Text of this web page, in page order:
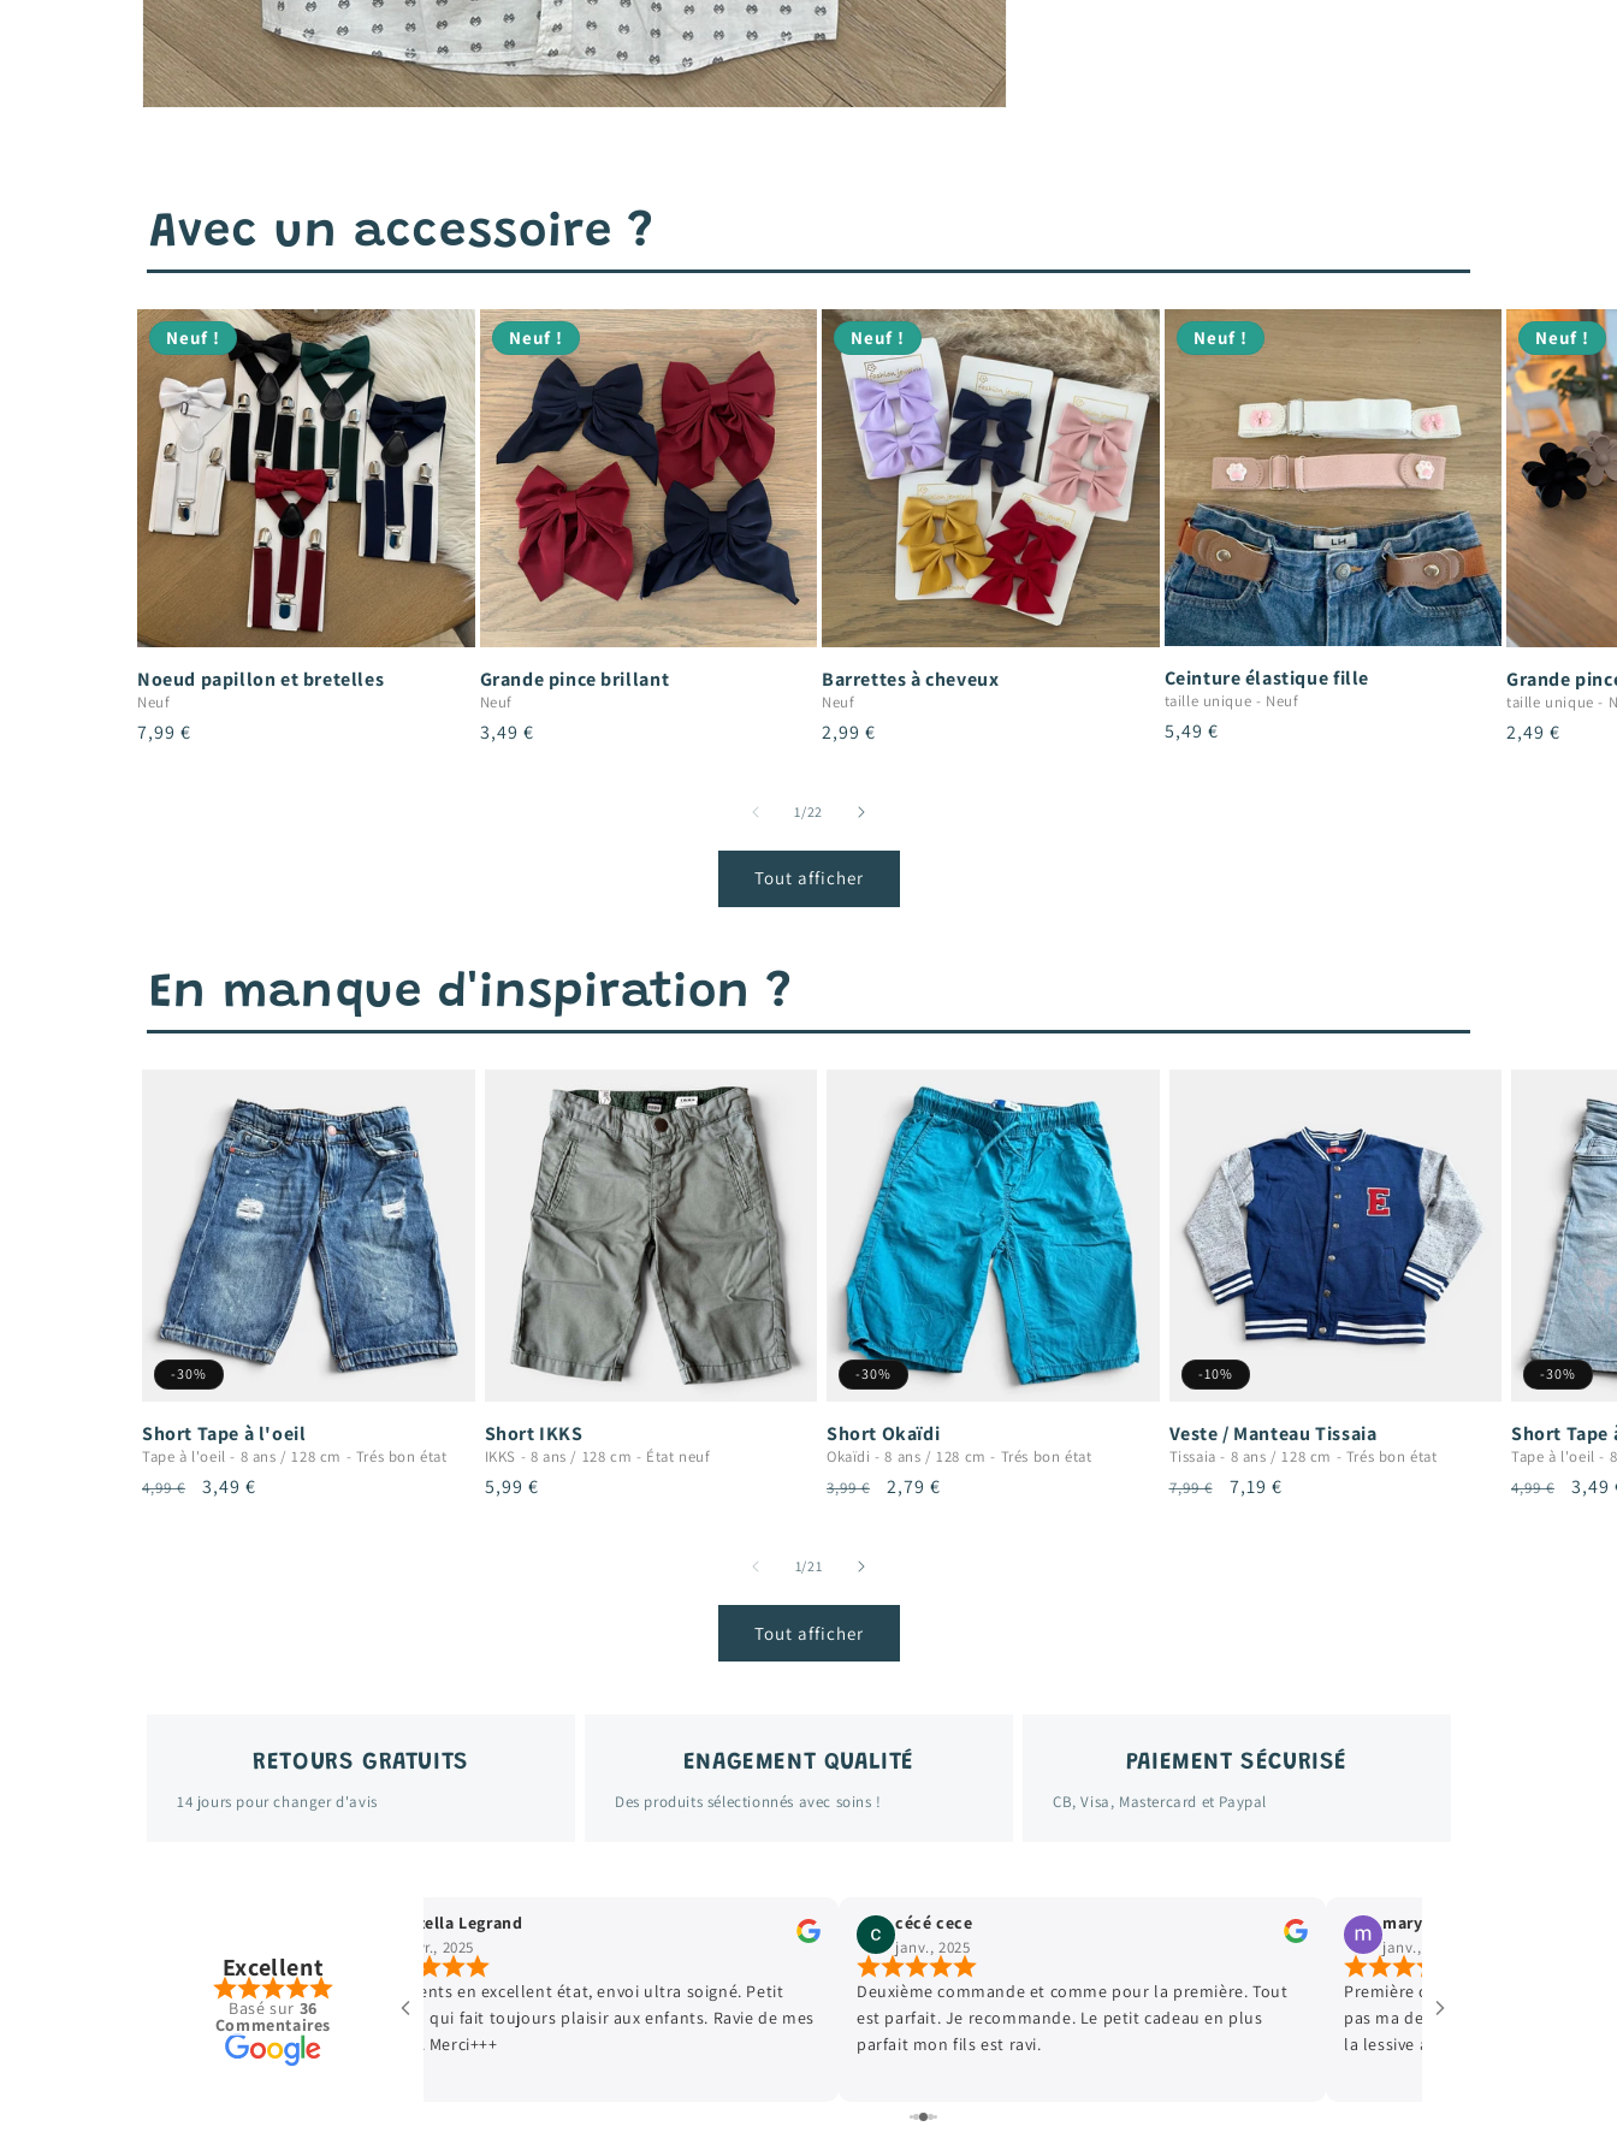
Avec un accessoire ?
Neuf !
Noeud papillon et bretelles
Neuf
Prix
7,99 €
Neuf !
Grande pince brillant
Neuf
Prix
3,49 €
Neuf !
Barrettes à cheveux
Neuf
Prix
2,99 €
Neuf !
Ceinture élastique fille
taille unique - Neuf
Prix
5,49 €
Neuf !
Grande
taille unique -
Prix
2,49 €
1 /de
22
Tout afficher
En manque d'inspiration ?
-30%
Short Tape à l'oeil
Tape à l'oeil - 8 ans / 128 cm - Trés bon état
Prix
4,99 €
Prix
3,49 €
Short IKKS
IKKS - 8 ans / 128 cm - État neuf
Prix
5,99 €
-30%
Short Okaïdi
Okaïdi -8 ans / 128 cm - Trés bon état
Prix
3,99 €
Prix
2,79 €
-10%
Veste / Manteau Tissaia
Tissaia - 8 ans / 128 cm - Trés bon état
Prix
7,99 €
Prix
7,19 €
-30%
Short
Tape à l'oeil -
Prix
4,99 €
Prix
3,49
1/de
21
Tout afficher
RETOURS GRATUITS
14 jours pour changer d'avis
ENAGEMENT QUALITÉ
Des produits sélectionnés avec soins !
PAIEMENT SÉCURISÉ
CB, Visa, Mastercard et Paypal
Excellent
Basé sur 36
Commentaires
Stella Legrand
avr., 2025
Vêtements en excellent état, envoi ultra soigné. Petit
cadeau qui fait toujours plaisir aux enfants. Ravie de mes
achats. Merci+++
cécé cece
janv., 2025
Deuxième commande et comme pour la première. Tout
est parfait. Je recommande. Le petit cadeau en plus
parfait mon fils est ravi.
janv., 2025
Première commande passée et
pas ma dernière ! Les produits
la lessive à réception. Je